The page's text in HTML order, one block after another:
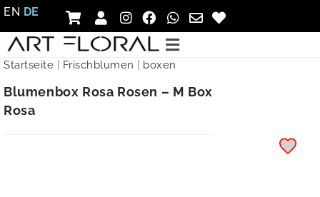
EN DE
Startseite Frischblumen boxen
Blumenbox Rosa Rosen – M Box
Rosa